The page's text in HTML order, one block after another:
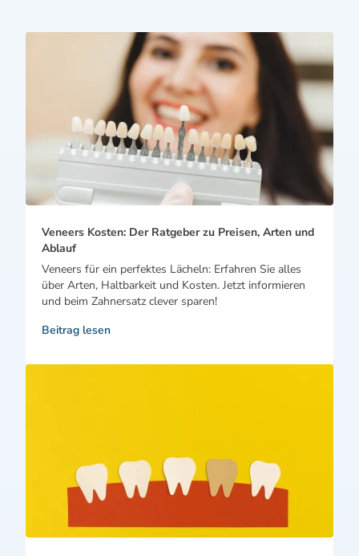
Veneers Kosten: Der Ratgeber zu Preisen, Arten und
Ablauf
Veneers für ein perfektes Lächeln: Erfahren Sie alles
über Arten, Haltbarkeit und Kosten. Jetzt informieren
und beim Zahnersatz clever sparen!
Beitrag lesen